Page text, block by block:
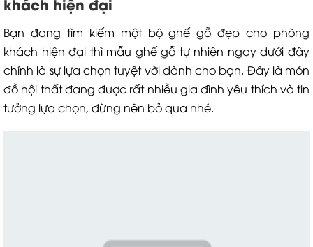
Bạn đang tìm kiếm một bộ ghế gỗ đẹp cho phòng
khách hiện đại thì mẫu ghế gỗ tự nhiên ngay dưới đây
chính là sự lựa chọn tuyệt vời dành cho bạn. Đây là món
đồ nội thất đang được rất nhiều gia đình yêu thích và tin
tưởng lựa chọn, đừng nên bỏ qua nhé.